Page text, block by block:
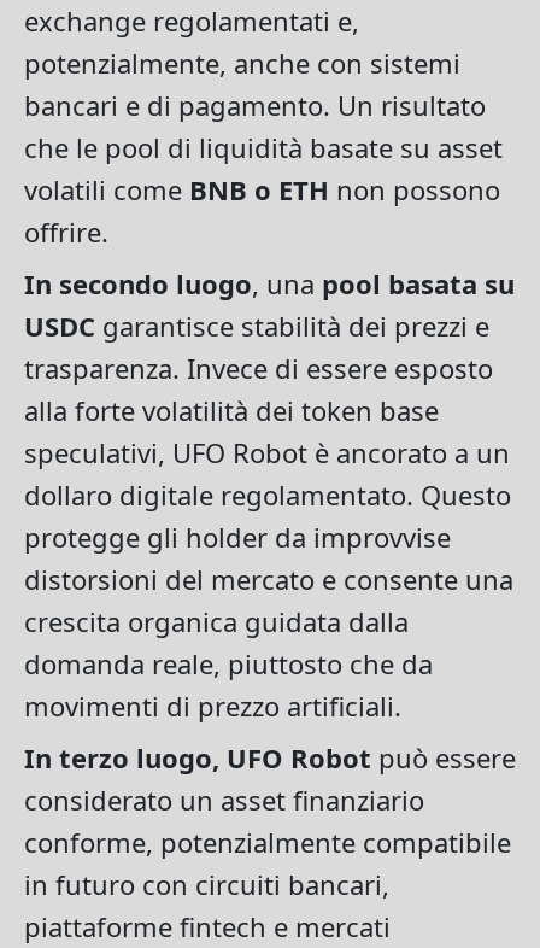
exchange regolamentati e,
potenzialmente, anche con sistemi
bancari e di pagamento. Un risultato
che le pool di liquidità basate su asset
volatili come BNB o ETH non possono
offrire.
In secondo luogo, una pool basata su
USDC garantisce stabilità dei prezzi e
trasparenza. Invece di essere esposto
alla forte volatilità dei token base
speculativi, UFO Robot è ancorato a un
dollaro digitale regolamentato. Questo
protegge gli holder da improvvise
distorsioni del mercato e consente una
crescita organica guidata dalla
domanda reale, piuttosto che da
movimenti di prezzo artificiali.
In terzo luogo, UFO Robot può essere
considerato un asset finanziario
conforme, potenzialmente compatibile
in futuro con circuiti bancari,
piattaforme fintech e mercati